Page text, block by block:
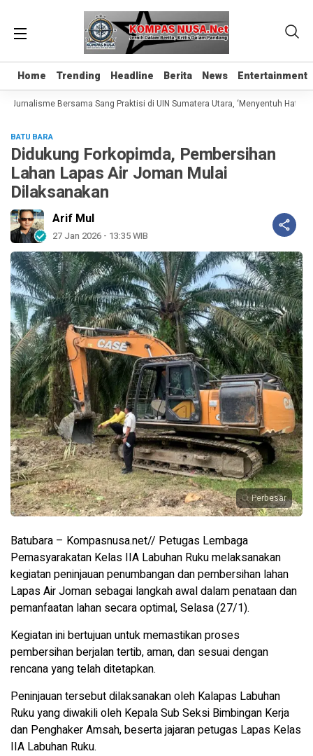
Home Trending Headline Berita News Entertainment
Home Trending Headline Berita News Entertainment
Bersama Sang Praktisi di UIN Sumatera Utara, ‘Menyentuh Hati
BATU BARA
Didukung Forkopimda, Pembersihan
Lahan Lapas Air Joman Mulai
Dilaksanakan
Arif Mul
27 Jan 2026 - 13:35 WIB
Perbesar
Batubara – Kompasnusa.net// Petugas Lembaga
Pemasyarakatan Kelas IIA Labuhan Ruku melaksanakan
kegiatan peninjauan penumbangan dan pembersihan lahan
Lapas Air Joman sebagai langkah awal dalam penataan dan
pemanfaatan lahan secara optimal, Selasa (27/1).
Kegiatan ini bertujuan untuk memastikan proses
pembersihan berjalan tertib, aman, dan sesuai dengan
rencana yang telah ditetapkan.
Peninjauan tersebut dilaksanakan oleh Kalapas Labuhan
Ruku yang diwakili oleh Kepala Sub Seksi Bimbingan Kerja
dan Penghaker Amsah, beserta jajaran petugas Lapas Kelas
IIA Labuhan Ruku.